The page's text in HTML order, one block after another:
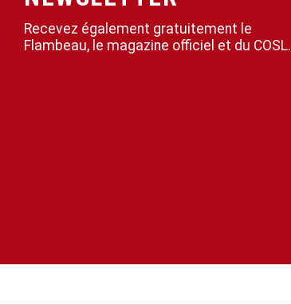
Recevez également gratuitement le
Flambeau, le magazine officiel et du COSL.